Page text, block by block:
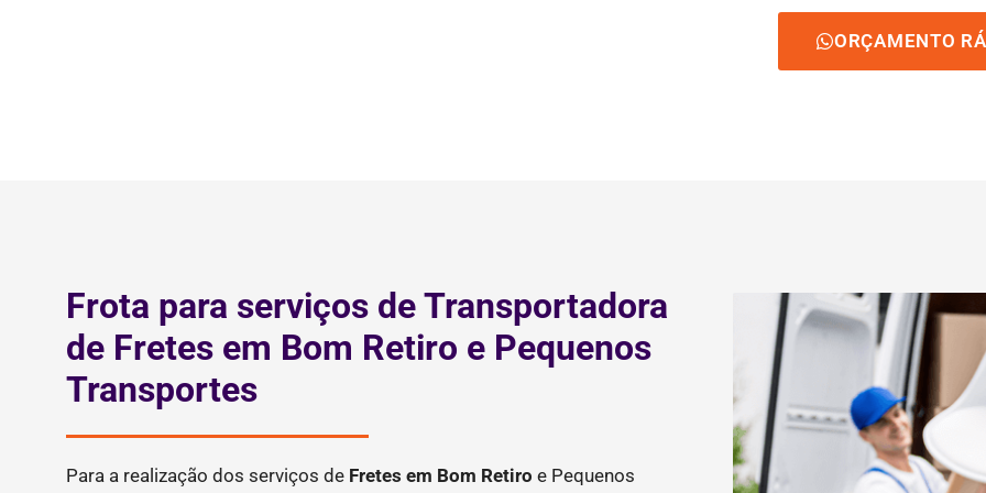
ORÇAMENTO
Frota para serviços de Transportadora
de Fretes em Bom Retiro e Pequenos
Transportes
Para a realização dos serviços de Fretes em Bom Retiro e Pequenos